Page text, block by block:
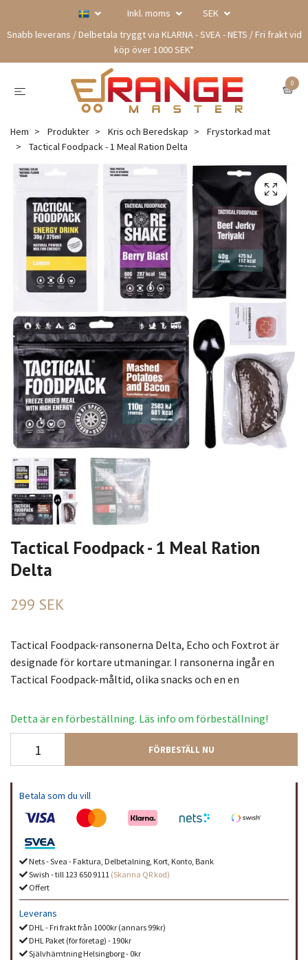
Inkl. moms
SEK
Snabb leverans / Delbetala tryggt via KLARNA - SVEA - NETS / Fri frakt vid
köp över 1000 SEK*
0
Hem Produkter Kris och Beredskap
Frystorkad mat
Tactical Foodpack - 1 Meal Ration Delta
Tactical Foodpack - 1 Meal Ration
Delta
299 SEK
Tactical Foodpack-ransonerna Delta, Echo och Foxtrot är
designade för kortare utmaningar. I ransonerna ingår en
Tactical Foodpack-måltid, olika snacks och en en
Detta är en förbeställning. Läs info om förbeställning!
FÖRBESTÄLL NU
Betala som du vill
Nets - Svea - Faktura, Delbetalning, Kort, Konto, Bank
Swish - till 123 650 9111 (Skanna QR kod)
Offert
Leverans
DHL - Fri frakt från 1000kr (annars 99kr)
DHL Paket (för företag) - 190kr
Självhämtning Helsingborg - 0kr